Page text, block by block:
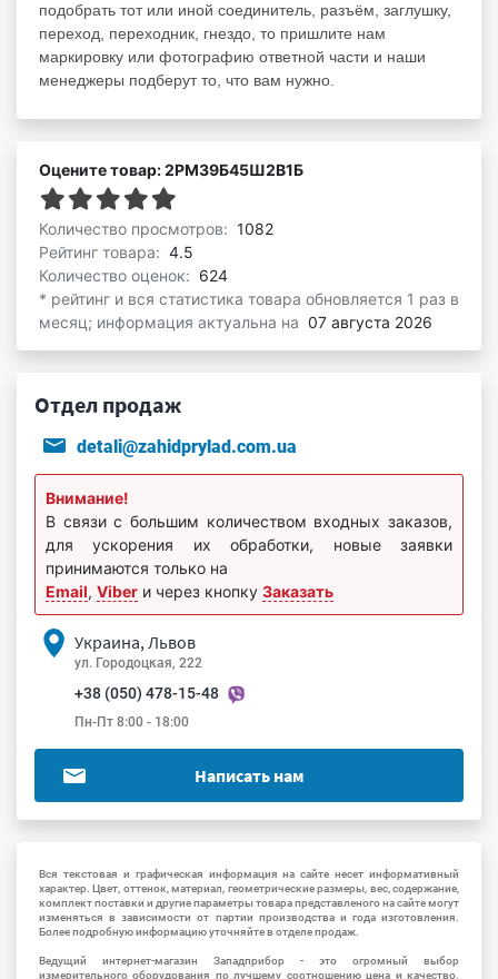
подобрать тот или иной соединитель, разъём, заглушку,
переход, переходник, гнездо, то пришлите нам
маркировку или фотографию ответной части и наши
менеджеры подберут то, что вам нужно.
Оцените товар: 2РМ39Б45Ш2В1Б
Количество просмотров: 1082
Рейтинг товара: 4.5
Количество оценок: 624
* рейтинг и вся статистика товара обновляется 1 раз в
месяц; информация актуальна на 07 августа 2026
Отдел продаж
detali@zahidprylad.com.ua
Внимание!
В связи с большим количеством входных заказов,
для ускорения их обработки, новые заявки
принимаются только на
Email, Viber и через кнопку Заказать
Украина, Львов
ул. Городоцкая, 222
+38 (050) 478-15-48
Пн-Пт 8:00 - 18:00
Написать нам
Вся текстовая и графическая информация на сайте несет информативный
характер. Цвет, оттенок, материал, геометрические размеры, вес, содержание,
комплект поставки и другие параметры товара представленого на сайте могут
изменяться в зависимости от партии производства и года изготовления.
Более подробную информацию уточняйте в отделе продаж.
Ведущий интернет-магазин Западприбор - это огромный выбор
измерительного оборудования по лучшему соотношению цена и качество.